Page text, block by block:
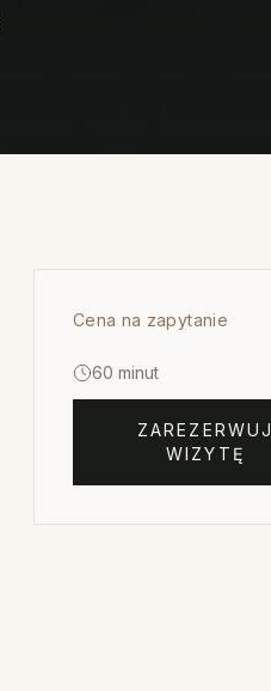
Cena na zapytanie
60 minut
ZAREZERWUJ
WIZYTĘ